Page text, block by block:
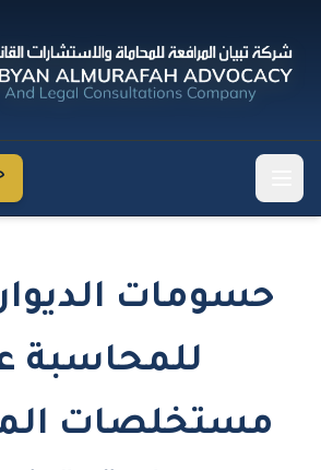
حسومات
للمحاسبة
مستخلصات